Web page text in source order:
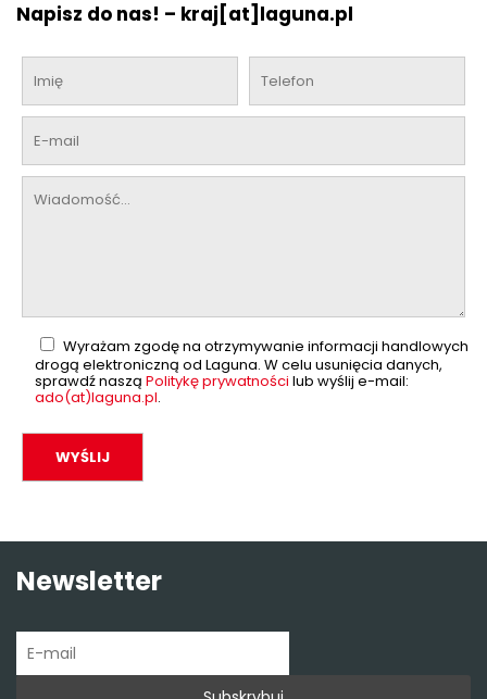
Napisz do nas! – kraj[at]laguna.pl
Wyrażam zgodę na otrzymywanie informacji handlowych
drogą elektroniczną od Laguna. W celu usunięcia danych,
sprawdź naszą Politykę prywatności lub wyślij e-mail:
ado(at)laguna.pl.
Newsletter